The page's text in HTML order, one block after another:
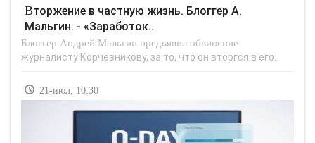
Вторжение в частную жизнь. Блоггер А.
Мальгин. - «Заработок..
Блоггер Андрей Мальгин предьявил обвинение
журналисту Корчевникову, за то, что он вторгся в его..
21-июл, 10:30